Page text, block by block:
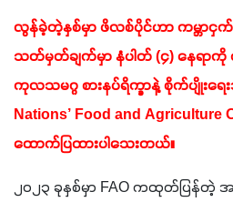
လွန်ခဲ့တဲ့နှစ်မှာ ဖိလစ်ပိုင်ဟာ ကမ္ဘာငှက်
သတ်မှတ်ချက်မှာ နံပါတ် (၄) နေရာ
ကုလသမဂ္ဂ စားနပ်ရိက္ခာနဲ့ စိုက်ပျိုးရေ
Nations’ Food and Agriculture
ထောက်ပြထားပါသေးတယ်။
၂၀၂၃ ခုနှစ်မှာ FAO ကထုတ်ပြ